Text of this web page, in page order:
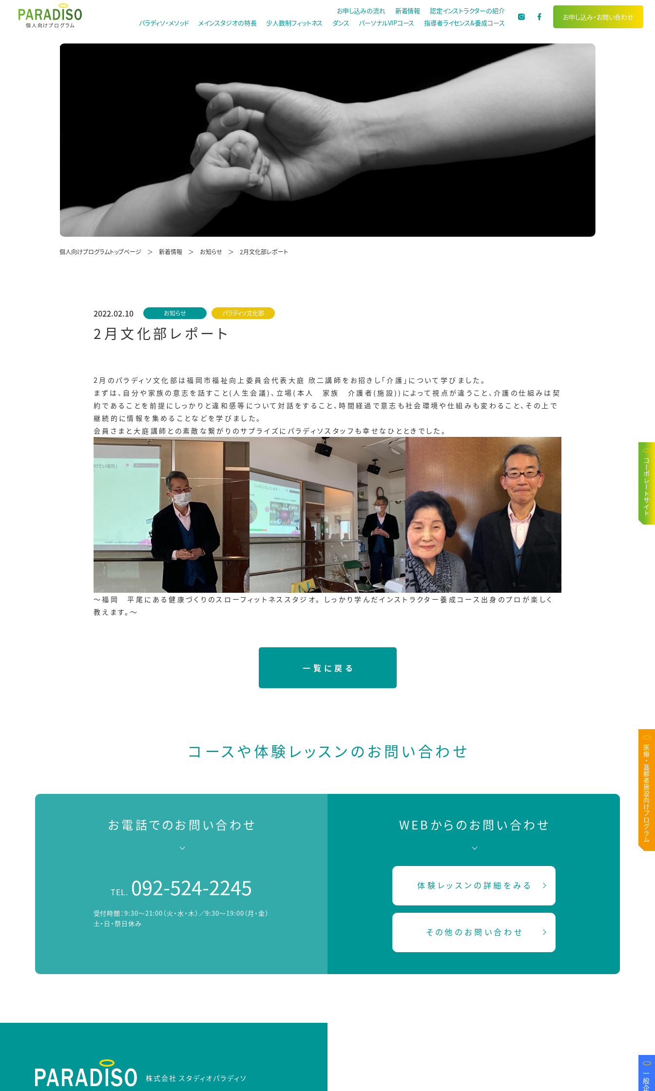
個人向けプログラム パラディソ・メソッド メインスタジオの特長 少人数制フィットネス ダンス パーソナルVIPコース 指導者ライセンス&養成コース
お申し込みの流れ 新着情報 認定インストラクターの紹介
お申し込み・お問い合わせ
コーポレートサイト
医療・高齢者施設向けプログラム
個人向けプログラムトップページ 新着情報 お知らせ 2月文化部レポート
2022.02.10 お知らせ パラディソ文化部
2月文化部レポート
2月のパラディソ文化部は福岡市福祉向上委員会代表大庭 欣二講師をお招きし「介護」について学びました。
まずは、自分や家族の意志を話すこと(人生会議)、立場(本人 家族 介護者(施設))によって視点が違うこと、介護の仕組みは契
約であることを前提にしっかりと違和感等について対話をすること、時間経過で意志も社会環境や仕組みも変わること、その上で
継続的に情報を集めることなどを学びました。
会員さまと大庭講師との素敵な繋がりのサプライズにパラディソスタッフも幸せなひとときでした。
～福岡 平尾にある健康づくりのスローフィットネススタジオ。 しっかり学んだインストラクター養成コース出身のプロが楽しく
教えます。～
一覧に戻る
コースや体験レッスンの お問い合わせ
お電話でのお問い合わせ
TEL. 092-524-2245
受付時間：9:30～21:00（火・水・木）／9:30～19:00（月・金）
土・日・祭日休み
WEBからのお問い合わせ
体験レッスンの詳細をみる
その他のお問い合わせ
株式会社 スタディオパラディソ